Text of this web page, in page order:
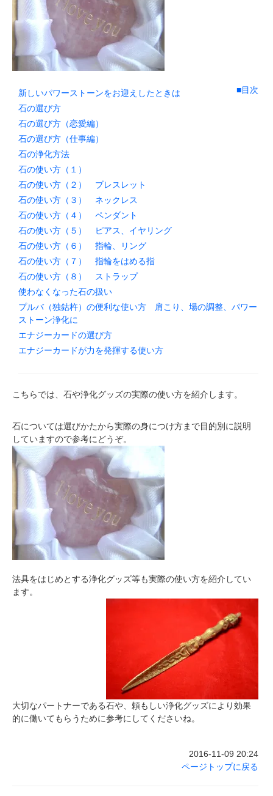
■目次
新しいパワーストーンをお迎えしたときは
石の選び方
石の選び方（恋愛編）
石の選び方（仕事編）
石の浄化方法
石の使い方（１）
石の使い方（２） ブレスレット
石の使い方（３） ネックレス
石の使い方（４） ペンダント
石の使い方（５） ピアス、イヤリング
石の使い方（６） 指輪、リング
石の使い方（７） 指輪をはめる指
石の使い方（８） ストラップ
使わなくなった石の扱い
プルバ（独鈷杵）の便利な使い方 肩こり、場の調整、パワー
ストーン浄化に
エナジーカードの選び方
エナジーカードが力を発揮する使い方
こちらでは、石や浄化グッズの実際の使い方を紹介します。
石については選びかたから実際の身につけ方まで目的別に説明
していますので参考にどうぞ。
法具をはじめとする浄化グッズ等も実際の使い方を紹介してい
ます。
大切なパートナーである石や、頼もしい浄化グッズにより効果
的に働いてもらうために参考にしてくださいね。
2016-11-09 20:24
ページトップに戻る